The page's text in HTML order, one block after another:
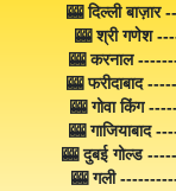
🎰 दिल्ली
🎰 श्री गणेश
🎰 करनाल
🎰 फरीदाबाद
🎰 गोवा किंग
🎰 गाजियाबाद
🎰 दुबई गोल्ड
🎰 गली